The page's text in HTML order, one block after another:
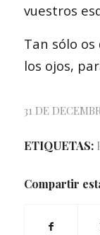
vuestros
Tan sólo
los ojos,
31 DE
ETIQUETAS:
Compartir